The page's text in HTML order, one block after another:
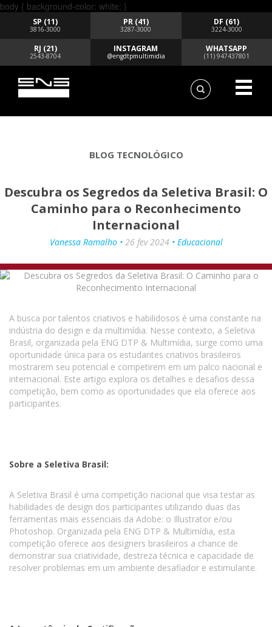
body { background-color: white; }
SP (11)
3816-3000
PR (41)
3287-3000
DF (61)
3224-3000
RJ (21)
2543-8704
INSTAGRAM
@engdtpmultimidia
WHATSAPP
(11) 947437801
BLOG TECNOLÓGICO
Descubra os Segredos da Seletiva Brasil: O
Caminho para o Reconhecimento
Internacional
Vanessa Ramalho • 26 fev 2024• Educacional
A busca por talentos criativos e habilidosos é uma constante na
indústria do design e da multimídia. Nesse contexto, a Seletiva
Brasil, organizada pela ENG DTP & Multimídia, surge como uma
oportunidade única para os estudantes criativos brasileiros
mostrarem seu potencial e competirem em um palco nacional e
internacional. Este artigo explora os detalhes e desafios dessa
competição, bem como as oportunidades que ela oferece aos
participantes.
Sobre a Seletiva Brasil:
A Seletiva Brasil é uma competição nacional que visa testar as
habilidades de design dos participantes utilizando duas das
ferramentas mais essenciais da Adobe: o Illustrator e/ou
Photoshop. Organizada pela ENG DTP & Multimídia, esta
competição oferece aos designers brasileiros a chance de
demonstrar sua criatividade, destreza técnica e capacidade de
resolver problemas em um ambiente desafiador e estimulante.